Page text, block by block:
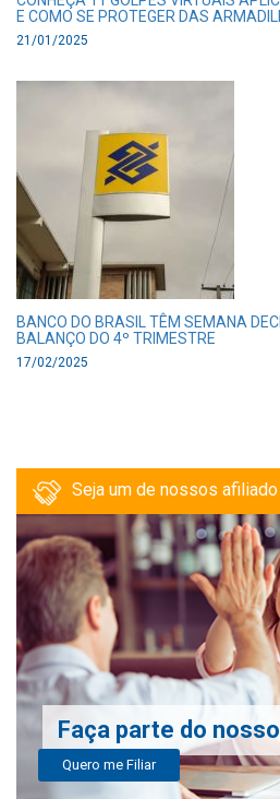
E COMO SE PROTEGER DAS
21/01/2025
BANCO DO BRASIL TÊM SEMANA
BALANÇO DO 4º TRIMESTRE
17/02/2025
Seja um de nossos afiliado
Faça parte do
Quero me Filiar